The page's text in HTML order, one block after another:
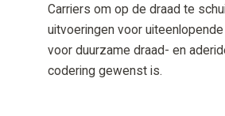
Carriers om op de draad te
uitvoeringen voor
voor duurzame draad- en
codering gewenst is.